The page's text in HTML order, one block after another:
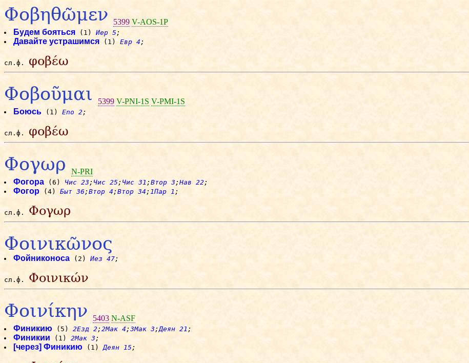
Φοβηθῶμεν 5399 V-AOS-1P
Будем бояться (1) Иер 5 ;
Давайте устрашимся (1) Евр 4 ;
сл.ф. φοβέω
Φοβοῦμαι 5399 V-PNI-1S V-PMI-1S
Боюсь (1) Eno 2 ;
сл.ф. φοβέω
Φογωρ
N-PRI
Фогора (6) Чис 23 ; Чис 25 ; Чис 31 ; Втор 3 ; Нав 22 ;
Фогор (4) Быт 36 ; Втор 4 ; Втор 34 ; 1Пар 1 ;
сл.ф. Φογωρ
Φοινικῶνος
Фойниконоса (2) Иез 47;
сл.ф. Φοινικών
Φοινίκην 5403 N-ASF
Финикию (5) 2Езд 2 ; 2Мак 4 ; 3Мак 3 ;Деян 21 ;
Финикии (1) 2Мак 3 ;
[через] Финикию (1)Деян 15 ;